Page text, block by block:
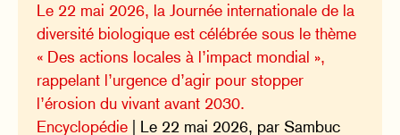
Le 22 mai 2026, la Journée internationale de la
diversité biologique est célébrée sous le thème
« Des actions locales à l’impact mondial »,
rappelant l’urgence d’agir pour stopper
l’érosion du vivant avant 2030.
Encyclopédie | Le 22 mai 2026, par Sambuc